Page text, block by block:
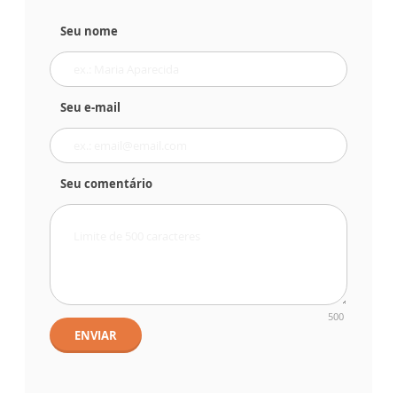
Seu nome
Seu e-mail
Seu comentário
500
ENVIAR